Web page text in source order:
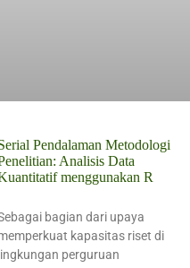
Pendalaman Metodologi
Analisis Data
menggunakan R
bagian dari upaya
kapasitas riset di
lingkungan perguruan